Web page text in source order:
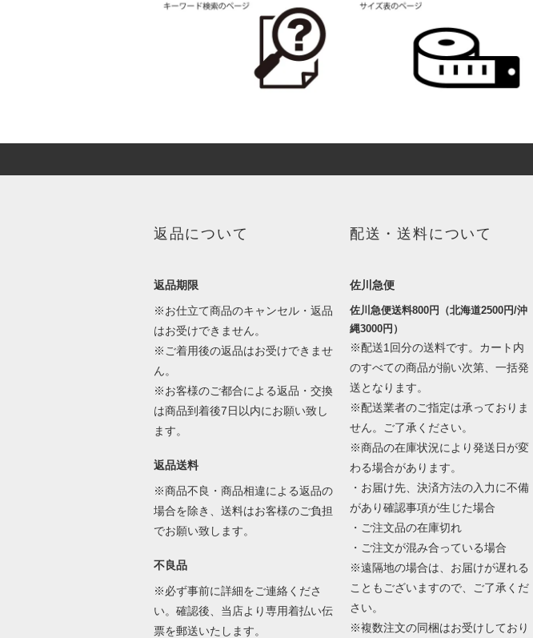
返品について
返品期限
※お仕立て商品のキャンセル・返品
はお受けできません。
※ご着用後の返品はお受けできませ
ん。
※お客様のご都合による返品・交換
は商品到着後7日以内にお願い致し
ます。
返品送料
※商品不良・商品相違による返品の
場合を除き、送料はお客様のご負担
でお願い致します。
不良品
※必ず事前に詳細をご連絡くださ
い。確認後、当店より専用着払い伝
票を郵送いたします。
配送・送料について
佐川急便
佐川急便送料800円（北海道2500円/沖
縄3000円）
※配送1回分の送料です。カート内
のすべての商品が揃い次第、一括発
送となります。
※配送業者のご指定は承っておりま
せん。ご了承ください。
※商品の在庫状況により発送日が変
わる場合があります。
・お届け先、決済方法の入力に不備
があり確認事項が生じた場合
・ご注文品の在庫切れ
・ご注文が混み合っている場合
※遠隔地の場合は、お届けが遅れる
こともございますので、ご了承くだ
さい。
※複数注文の同梱はお受けしており